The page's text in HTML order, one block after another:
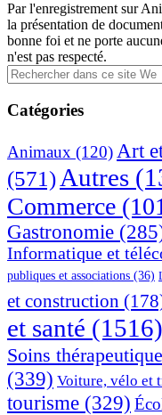
Par l'enregistrement sur
la présentation de
bonne foi et ne porte
n'est pas respecté.
Barre
latérale
principale
Rechercher
dans
ce
site
Catégories
Animaux (120) Art
(571) Autres
Commerce
Gastronomie
Informatique et
publiques et associations (36)
et construction
et santé (1516)
Soins
(339) Voiture, vélo et
tourisme (329)